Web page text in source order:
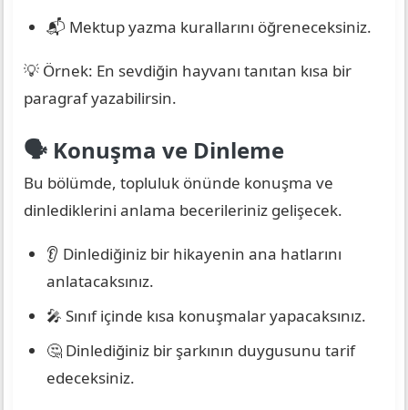
📬 Mektup yazma kurallarını öğreneceksiniz.
💡 Örnek: En sevdiğin hayvanı tanıtan kısa bir
paragraf yazabilirsin.
🗣️ Konuşma ve Dinleme
Bu bölümde, topluluk önünde konuşma ve
dinlediklerini anlama becerileriniz gelişecek.
👂 Dinlediğiniz bir hikayenin ana hatlarını
anlatacaksınız.
🎤 Sınıf içinde kısa konuşmalar yapacaksınız.
🤔 Dinlediğiniz bir şarkının duygusunu tarif
edeceksiniz.